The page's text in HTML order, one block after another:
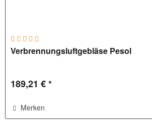
Verbrennungsluftgebläse Pesol
189,21 € *
Merken